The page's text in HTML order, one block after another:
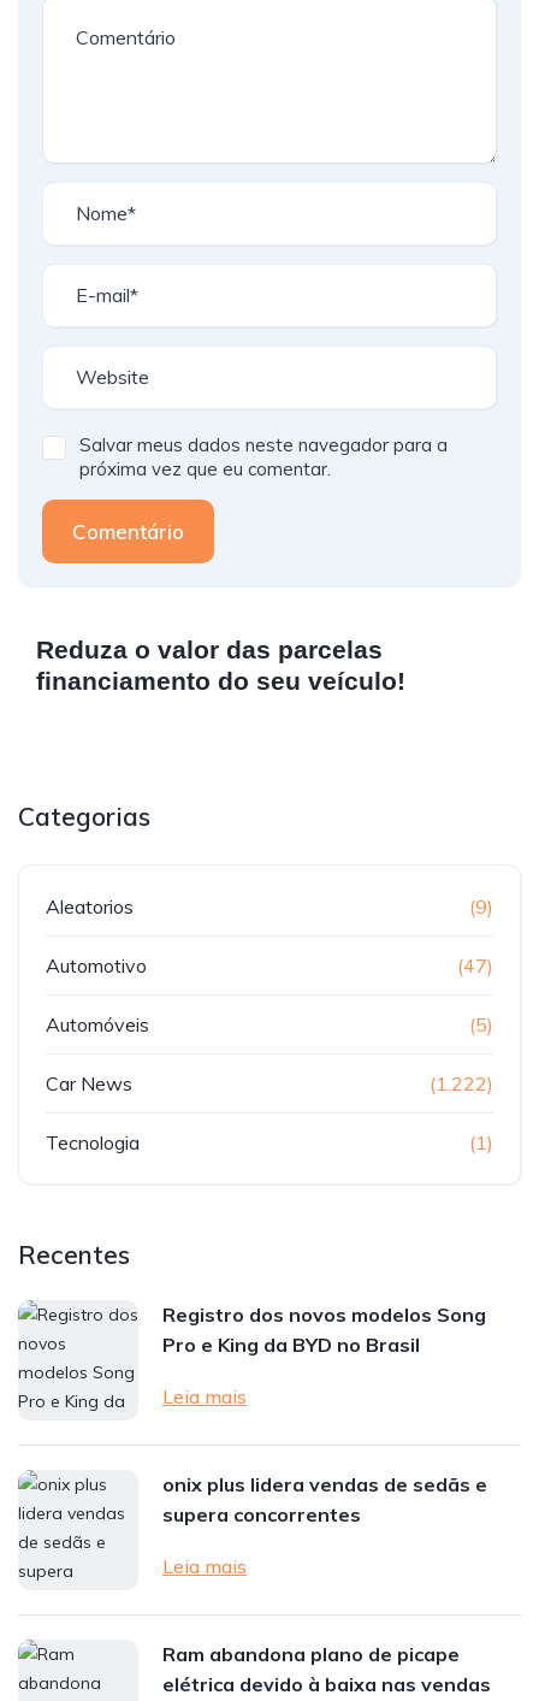
Salvar meus dados neste navegador para a
próxima vez que eu comentar.
Comentário
Reduza o valor das parcelas
financiamento do seu veículo!
Categorias
Aleatorios (9)
Automotivo (47)
Automóveis (5)
Car News (1.222)
Tecnologia (1)
Recentes
Registro dos novos modelos Song
Pro e King da BYD no Brasil
Leia mais
onix plus lidera vendas de sedãs e
supera concorrentes
Leia mais
Ram abandona plano de picape
elétrica devido à baixa nas vendas